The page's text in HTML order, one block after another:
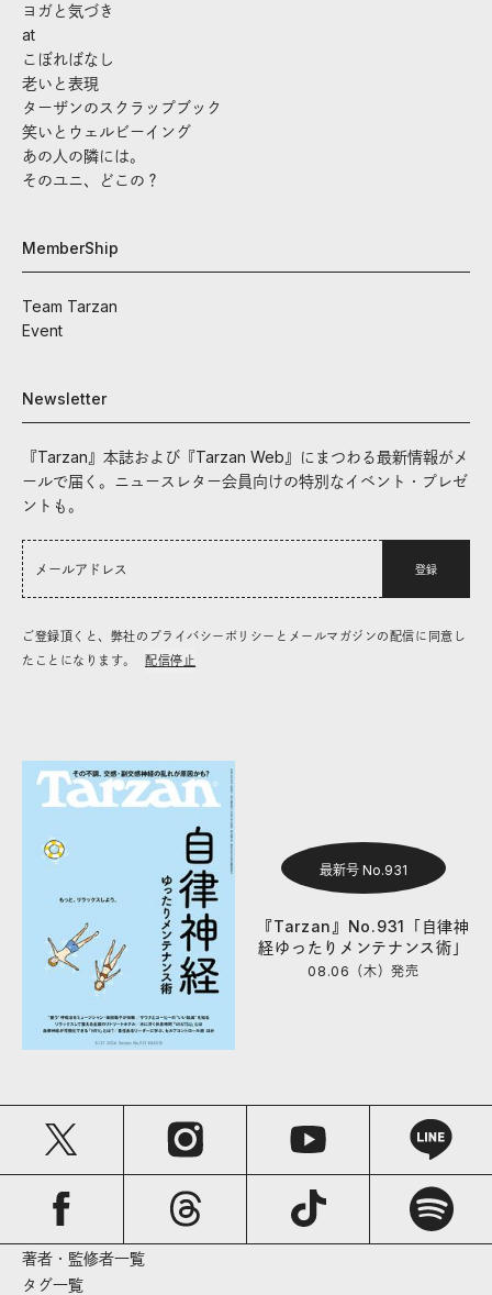
ヨガと気づき
at
こぼればなし
老いと表現
ターザンのスクラップブック
笑いとウェルビーイング
あの人の隣には。
そのユニ、どこの？
MemberShip
Team Tarzan
Event
Newsletter
『Tarzan』本誌および『Tarzan Web』にまつわる最新情報がメ
ールで届く。ニュースレター会員向けの特別なイベント・プレゼ
ントも。
登録
ご登録頂くと、弊社のプライバシーポリシーとメールマガジンの配信に同意し
たことになります。
配信停止
最新号 No.931
『Tarzan』No.931「自律神
経ゆったりメンテナンス術」
08.06（木）発売
著者・監修者一覧
タグ一覧